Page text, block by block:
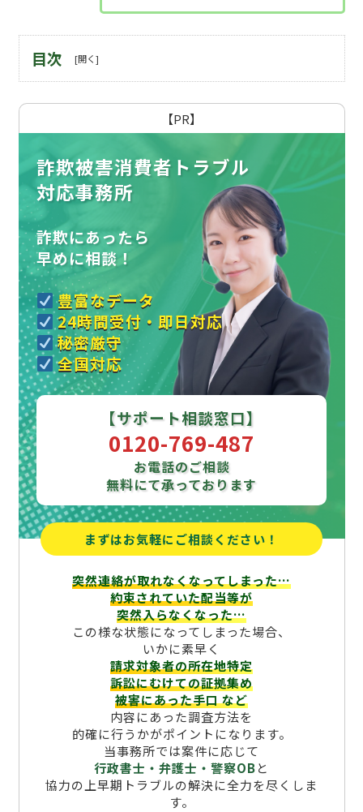
目次
【PR】
詐欺被害消費者トラブル
対応事務所
詐欺にあったら
早めに相談！
豊富なデータ
24時間受付・即日対応
秘密厳守
全国対応
【サポート相談窓口】
0120-769-487
お電話のご相談
無料にて承っております
まずはお気軽にご相談ください！
突然連絡が取れなくなってしまった…
約束されていた配当等が
突然入らなくなった…
この様な状態になってしまった場合、
いかに素早く
請求対象者の所在地特定
訴訟にむけての証拠集め
被害にあった手口など
内容にあった調査方法を
的確に行うかがポイントになります。
当事務所では案件に応じて
行政書士・弁護士・警察OBと
協力の上早期トラブルの解決に全力を尽くしま
す。